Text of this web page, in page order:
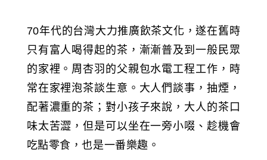
70年代的台灣大力推廣飲茶文化，遂在舊時
只有富人喝得起的茶，漸漸普及到一般民眾
的家裡。周杏羽的父親包水電工程工作，時
常在家裡泡茶談生意。大人們談事，抽煙，
配著濃重的茶；對小孩子來說，大人的茶口
味太苦澀，但是可以坐在一旁小啜、趁機會
吃點零食，也是一番樂趣。